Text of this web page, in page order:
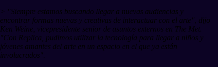
> "Siempre estamos buscando llegar a nuevas audiencias y
encontrar formas nuevas y creativas de interactuar con el arte", dijo
Ken Weine, vicepresidente senior de asuntos externos en The Met.
"Con Replica, pudimos utilizar la tecnología para llegar a niños y
jóvenes amantes del arte en un espacio en el que ya están
involucrados".